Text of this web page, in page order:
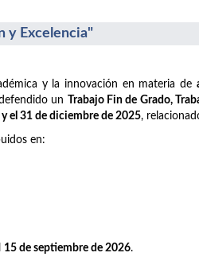
y Excelencia"
y la innovación en materia de
un Trabajo Fin de Grado,
el 31 de diciembre de 2025,
en:
15 de septiembre de 2026.